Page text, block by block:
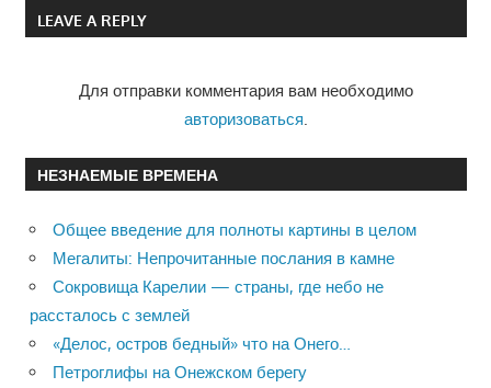
по
LEAVE A REPLY
Для отправки комментария вам необходимо
авторизоваться
НЕЗНАЕМЫЕ ВРЕМЕНА
Общее введение для полноты картины в целом
Мегалиты: Непрочитанные послания в камне
Сокровища Карелии — страны, где небо не
рассталось с землей
«Делос, остров бедный» что на Онего…
Петроглифы на Онежском берегу